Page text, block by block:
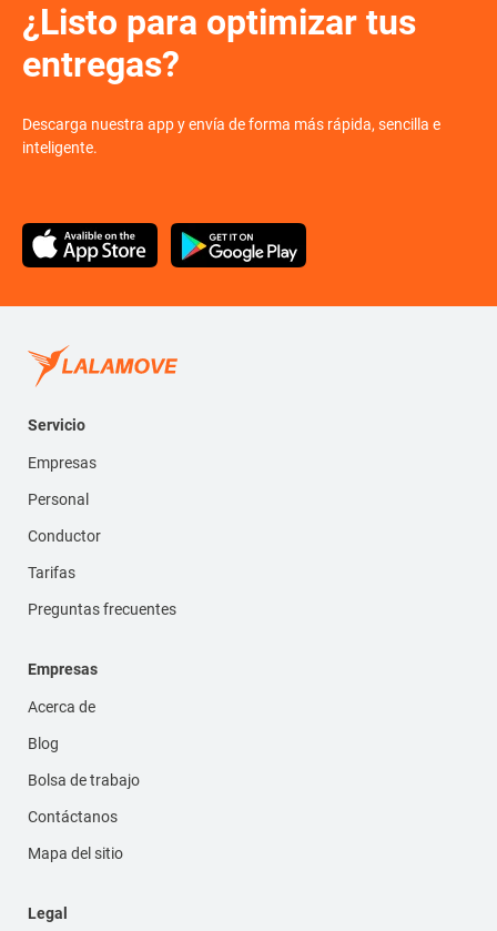
¿Listo para optimizar tus
entregas?
Descarga nuestra app y envía de forma más rápida, sencilla e
inteligente.
Servicio
Empresas
Personal
Conductor
Tarifas
Preguntas frecuentes
Empresas
Acerca de
Blog
Bolsa de trabajo
Contáctanos
Mapa del sitio
Legal